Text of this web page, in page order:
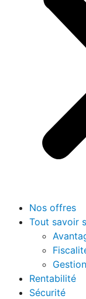
Nos offres
Tout savoir
Rentabilité
Sécurité